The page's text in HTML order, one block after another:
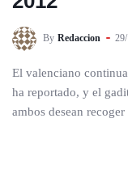
By Redaccion
El valenciano
ha reportado, y el
ambos desean